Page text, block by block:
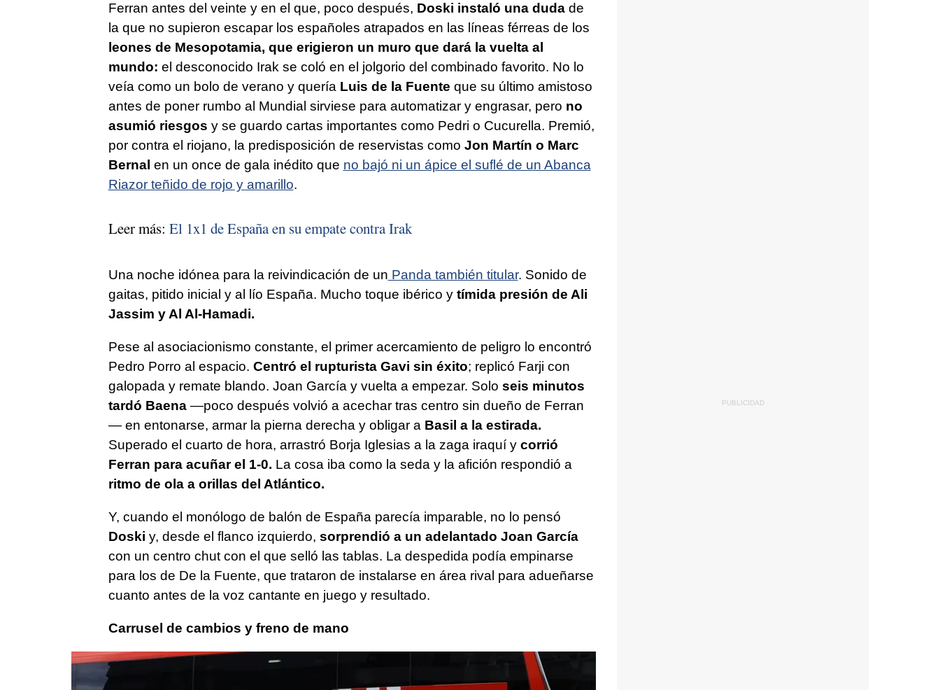
Ferran antes del veinte y en el que, poco después, Doski instaló una dudade
la que no supieron escapar los españoles atrapados en las líneas férreas de los
leones de Mesopotamia, que erigieron un muro que dará la vuelta al
mundo: el desconocido Irak se coló en el jolgorio del combinado favorito. No lo
veía como un bolo de verano y quería Luis de la Fuente que su último amistoso
antes de poner rumbo al Mundial sirviese para automatizar y engrasar, pero no
asumió riesgos y se guardo cartas importantes como Pedri o Cucurella. Premió,
por contra el riojano, la predisposición de reservistas como Jon Martín o Marc
Bernal en un once de gala inédito que no bajó ni un ápice el suflé de un Abanca
Riazor teñido de rojo y amarillo.
Leer más: El 1x1 de España en su empate contra Irak
Una noche idónea para la reivindicación de un Panda también titular. Sonido de
gaitas, pitido inicial y al lío España. Mucho toque ibérico ytímida presión de Ali
Jassim y Al Al-Hamadi.
Pese al asociacionismo constante, el primer acercamiento de peligro lo encontró
Pedro Porro al espacio. Centró el rupturista Gavi sin éxito; replicó Farji con
galopada y remate blando. Joan García y vuelta a empezar. Solo seis minutos
tardó Baena—poco después volvió a acechar tras centro sin dueño de Ferran
— en entonarse, armar la pierna derecha y obligar a Basil a la estirada.
Superado el cuarto de hora, arrastró Borja Iglesias a la zaga iraquí y corrió
Ferran para acuñar el 1-0. La cosa iba como la seda y la afición respondió a
ritmo de ola a orillas del Atlántico.
Y, cuando el monólogo de balón de España parecía imparable, no lo pensó
Doski y, desde el flanco izquierdo, sorprendió a un adelantado Joan García
con un centro chut con el que selló las tablas. La despedida podía empinarse
para los de De la Fuente, que trataron de instalarse en área rival para adueñarse
cuanto antes de la voz cantante en juego y resultado.
Carrusel de cambios y freno de mano